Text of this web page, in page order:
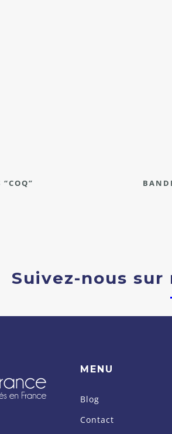
“COQ”
Suivez-nous sur
MENU
Blog
Contact